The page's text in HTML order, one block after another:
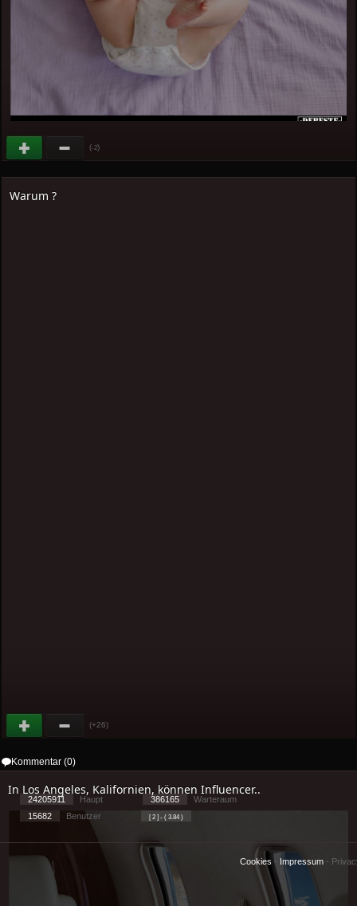
(-2)
Warum ?
(+26)
Kommentar (0)
In Los Angeles, Kalifornien, können Influencer..
24205911 Haupt 386165
Warteraum
15682
Benutzer [ 2 ] - ( 3.84 )
Cookies - Impressum -